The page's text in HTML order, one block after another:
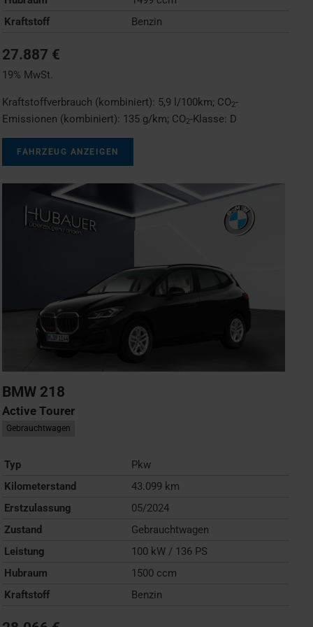
Kraftstoff
Benzin
27.887 €
19% MwSt.
Kraftstoffverbrauch (kombiniert): 5,9 l/100km; CO2-
Emissionen (kombiniert): 135 g/km; CO2-Klasse: D
FAHRZEUG ANZEIGEN
BMW 218
Active Tourer
Gebrauchtwagen
Typ
Pkw
Kilometerstand
43.099 km
Erstzulassung
05/2024
Zustand
Gebrauchtwagen
Leistung
100 kW / 136 PS
Hubraum
1500 ccm
Kraftstoff
Benzin